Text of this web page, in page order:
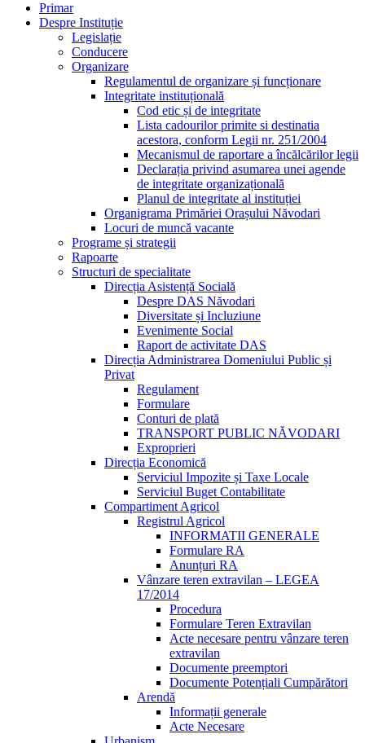
Primar
Despre Instituție
Legislație
Conducere
Organizare
Regulamentul de organizare și funcționare
Integritate instituțională
Cod etic și de integritate
Lista cadourilor primite si destinatia
acestora, conform Legii nr. 251/2004
Mecanismul de raportare a încălcărilor legii
Declarația privind asumarea unei agende
de integritate organizațională
Planul de integritate al instituției
Organigrama Primăriei Orașului Năvodari
Locuri de muncă vacante
Programe și strategii
Rapoarte
Structuri de specialitate
Direcția Asistență Socială
Despre DAS Năvodari
Diversitate și Incluziune
Evenimente Social
Raport de activitate DAS
Direcția Administrarea Domeniului Public și
Privat
Regulament
Formulare
Conturi de plată
TRANSPORT PUBLIC NĂVODARI
Exproprieri
Direcția Economică
Serviciul Impozite și Taxe Locale
Serviciul Buget Contabilitate
Compartiment Agricol
Registrul Agricol
INFORMATII GENERALE
Formulare RA
Anunțuri RA
Vânzare teren extravilan – LEGEA
17/2014
Procedura
Formulare Teren Extravilan
Acte necesare pentru vânzare teren
extravilan
Documente preemptori
Documente Potențiali Cumpărători
Arendă
Informații generale
Acte Necesare